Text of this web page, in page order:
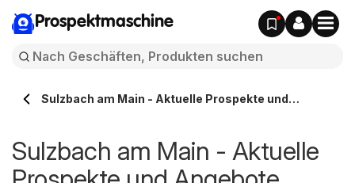
Prospektmaschine
Sulzbach am Main - Aktuelle Prospekte und
Sulzbach am Main - Aktuelle